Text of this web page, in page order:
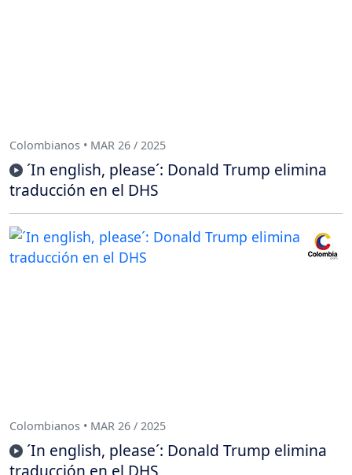
Colombianos • MAR 26 / 2025
´In english, please´: Donald Trump elimina
traducción en el DHS
Colombianos • MAR 26 / 2025
´In english, please´: Donald Trump elimina